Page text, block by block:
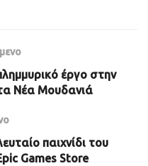
έργο στην
Νέα Μουδανιά
παιχνίδι του
Games Store